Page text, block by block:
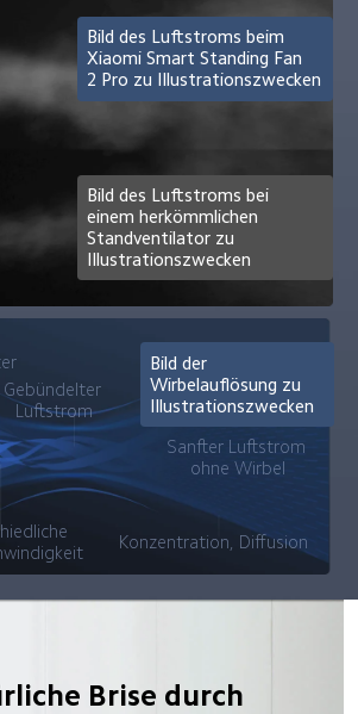
Bild des Luftstroms beim
Xiaomi Smart Standing Fan
2 Pro zu Illustrationszwecken
Bild des Luftstroms bei
einem herkömmlichen
Standventilator zu
Illustrationszwecken
Bild der
Wirbelauflösung zu
Illustrationszwecken
Gebündelter
Luftstrom
Sanfter Luftstrom
ohne Wirbel
Konzentration, Diffusion
Brise durch